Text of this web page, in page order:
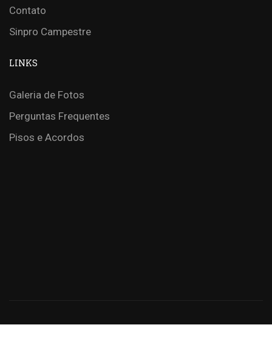
Contato
Sinpro Campestre
LINKS
Galeria de Fotos
Perguntas Frequentes
Pisos e Acordos